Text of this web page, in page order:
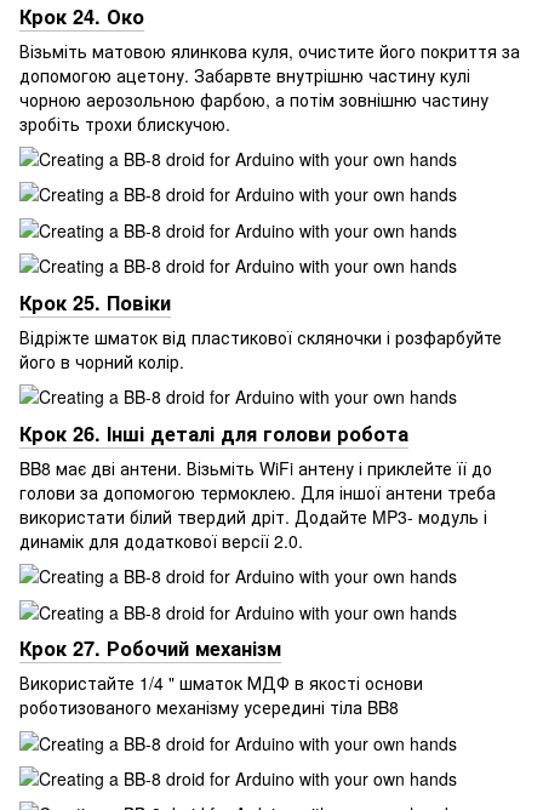
Крок 24. Око
Візьміть матовою ялинкова куля, очистите його покриття за
допомогою ацетону. Забарвте внутрішню частину кулі
чорною аерозольною фарбою, а потім зовнішню частину
зробіть трохи блискучою.
Крок 25. Повіки
Відріжте шматок від пластикової скляночки і розфарбуйте
його в чорний колір.
Крок 26. Інші деталі для голови робота
BB8 має дві антени. Візьміть WiFi антену і приклейте її до
голови за допомогою термоклею. Для іншої антени треба
використати білий твердий дріт. Додайте MP3- модуль і
динамік для додаткової версії 2.0.
Крок 27. Робочий механізм
Використайте 1/4 " шматок МДФ в якості основи
роботизованого механізму усередині тіла BB8